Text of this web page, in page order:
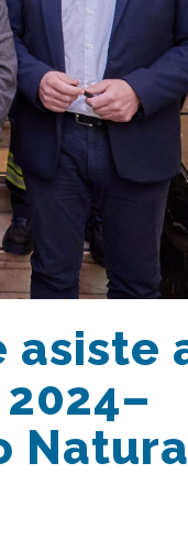
asiste